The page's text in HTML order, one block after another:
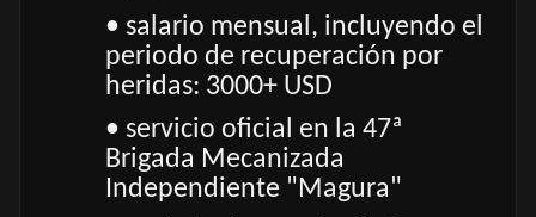
• salario mensual, incluyendo el
periodo de recuperación por
heridas: 3000+ USD
• servicio oficial en la 47ª
Brigada Mecanizada
Independiente "Magura"